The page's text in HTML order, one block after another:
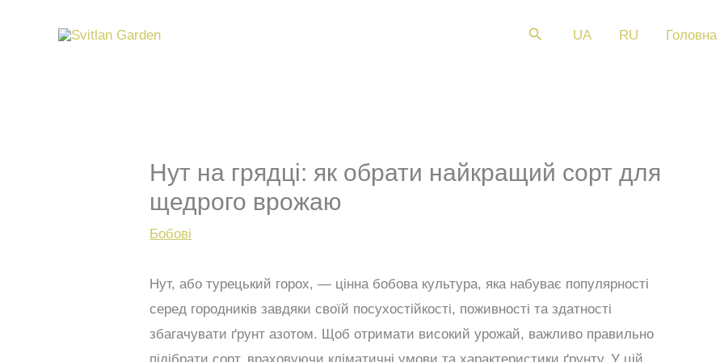
Пошук UA RU Головна
Нут на грядці: як обрати найкращий сорт для
щедрого врожаю
Бобові
Нут, або турецький горох, — цінна бобова культура, яка набуває популярності
серед городників завдяки своїй посухостійкості, поживності та здатності
збагачувати ґрунт азотом. Щоб отримати високий урожай, важливо правильно